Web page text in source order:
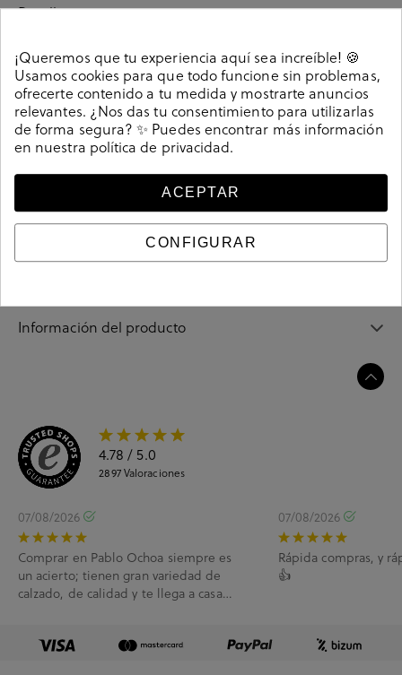
Detalles
Deportivos Victoria 61107 en negro. Modelo de bota
deportiva con plataforma tipo basket. Confecccionada
en polipiel con puntera y suela de goma. Plataforma
4cm. Cierre con cordones. La plantilla no es extraible.
Hecho en España.
Referencia189577
Información del producto
4.78 / 5.0
2897Valoraciones
07/08/2026
Comprar en Pablo Ochoa siempre es
un acierto; tienen gran variedad de
calzado, de calidad y te llega a casa
07/08/2026
Rápida compras, y
👍
¡Queremos que tu experiencia aquí sea increíble! 🍪
Usamos cookies para que todo funcione sin problemas,
ofrecerte contenido a tu medida y mostrarte anuncios
relevantes. ¿Nos das tu consentimiento para utilizarlas
de forma segura? ✨ Puedes encontrar más información
en nuestra política de privacidad.
ACEPTAR
CONFIGURAR